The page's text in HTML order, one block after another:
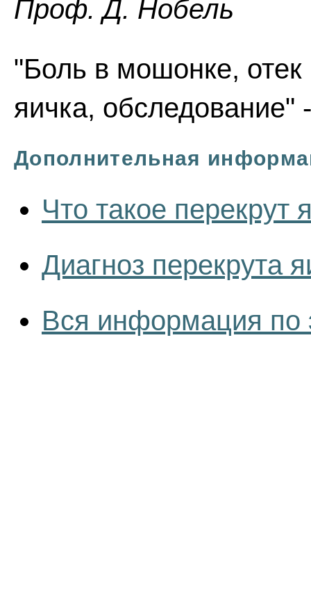
Проф. Д. Нобель
"Боль в мошонке,
яичка, обследование"
Дополнительная
Что такое перекрут
Диагноз перекрута
Вся информация по